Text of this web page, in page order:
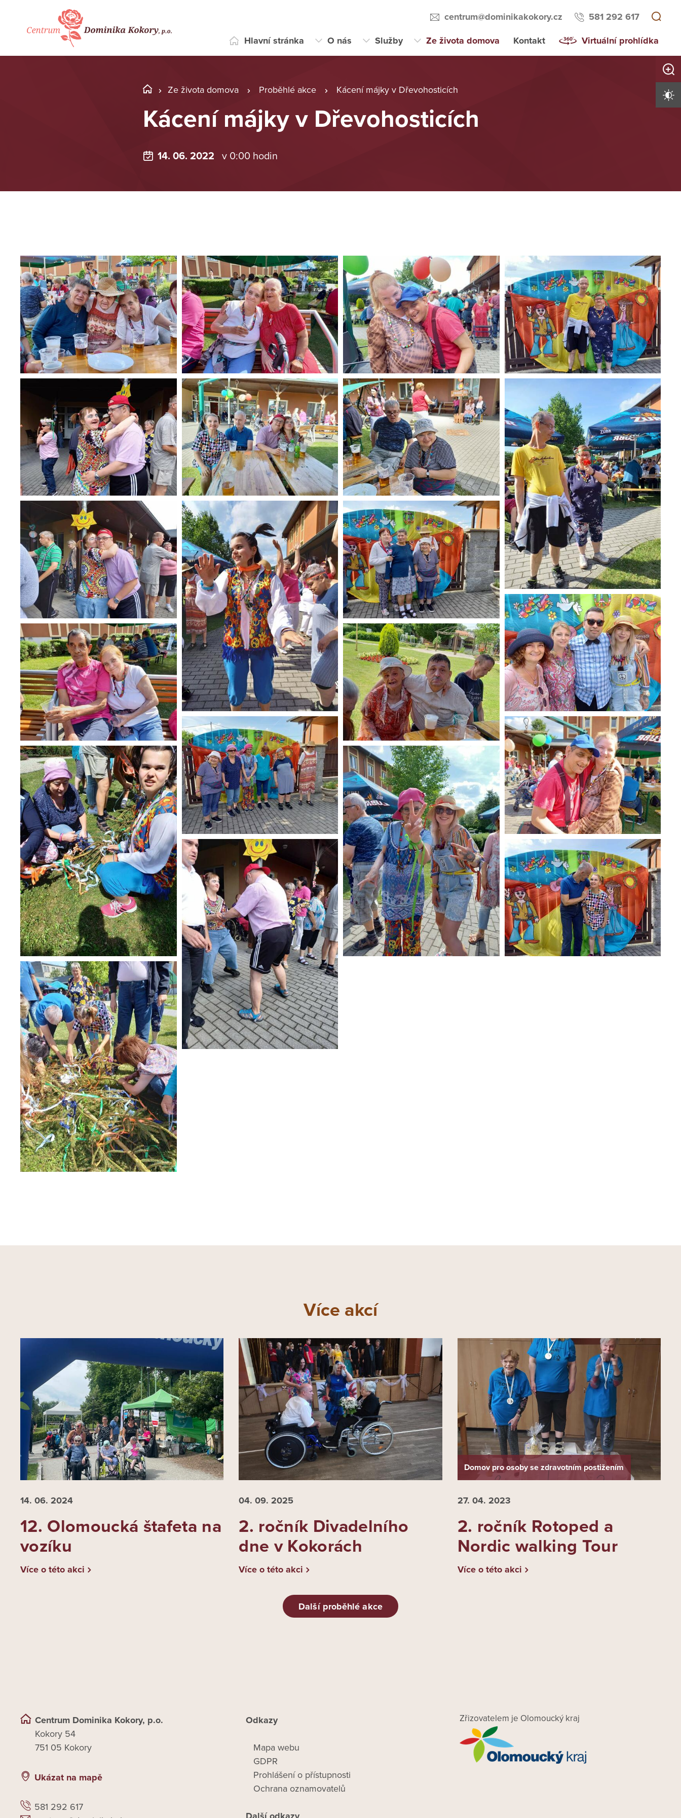
centrum@dominikakokory.cz 581 292 617
Hlavní stránka O nás Služby Ze života domova Kontakt Virtuální prohlídka
Ze života domova Proběhlé akce Kácení májky v Dřevohosticích
Kácení májky v Dřevohosticích
14. 06. 2022 v 0:00 hodin
Více akcí
14. 06. 2024
12. Olomoucká štafeta na
vozíku
Více o této akci
04. 09.2025
2. ročník Divadelního
dne v Kokorách
Více o této akci
Domov pro osoby se zdravotním postižením
27. 04. 2023
2. ročník Rotoped a
Nordic walking Tour
Více o této akci
Další proběhlé akce
Centrum Dominika Kokory, p.o.
Kokory 54
751 05 Kokory
Ukázat na mapě
581 292 617
Odkazy
Mapa webu
GDPR
Prohlášení o přístupnosti
Ochrana oznamovatelů
Zřizovatelem je Olomoucký kraj